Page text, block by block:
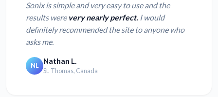
Sonix is simple and very easy to use and the
results were very nearly perfect. I would
definitely recommended the site to anyone who
asks me.
NL Nathan L.
St. Thomas, Canada